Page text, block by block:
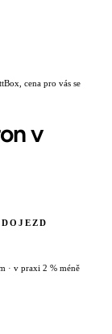
cena pro vás se
v
· v praxi 2 % méně